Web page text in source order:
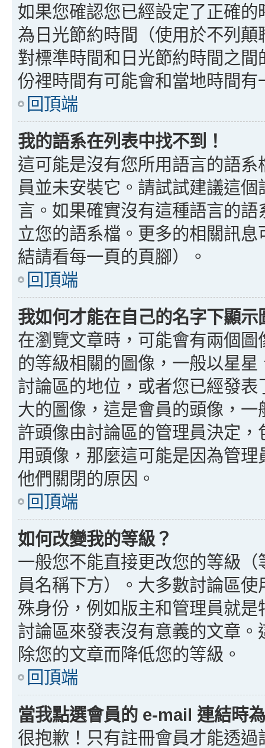
如果您確認您已經設定了正確
為日光節約時間（使用於不列
對標準時間和日光節約時間之
份裡時間有可能會和當地時間
回頂端
我的語系在列表中找不到！
這可能是沒有您所用語言的語
員並未安裝它。請試試建議這
言。如果確實沒有這種語言的
立您的語系檔。更多的相關訊
結請看每一頁的頁腳）。
回頂端
我如何才能在自己的名字下顯示
在瀏覽文章時，可能會有兩個
的等級相關的圖像，一般以星
討論區的地位，或者您已經發
大的圖像，這是會員的頭像，
許頭像由討論區的管理員決定
用頭像，那麼這可能是因為管
他們關閉的原因。
回頂端
如何改變我的等級？
一般您不能直接更改您的等級
員名稱下方）。大多數討論區
殊身份，例如版主和管理員就
討論區來發表沒有意義的文章
除您的文章而降低您的等級。
回頂端
當我點選會員的 e-mail 連結時
很抱歉！只有註冊會員才能透